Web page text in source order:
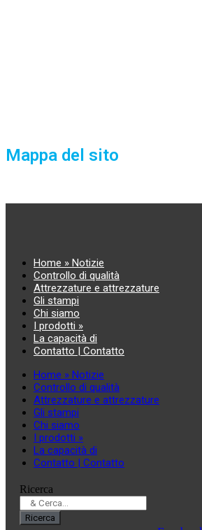
Mappa del sito
Home » Notizie
Controllo di qualità
Attrezzature e attrezzature
Gli stampi
Chi siamo
I prodotti »
La capacità di
Contatto | Contatto
Home » Notizie
Controllo di qualità
Attrezzature e attrezzature
Gli stampi
Chi siamo
I prodotti »
La capacità di
Contatto | Contatto
Ricerca
Ricerca